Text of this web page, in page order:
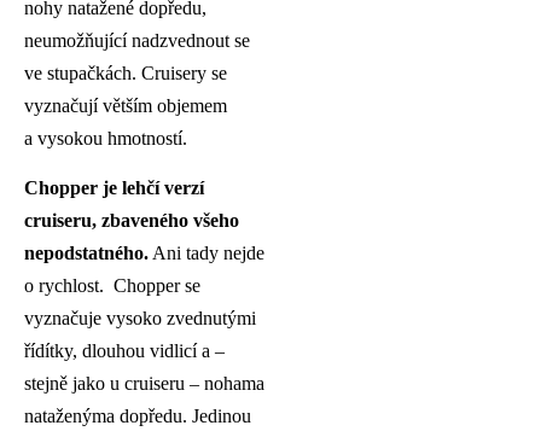
nohy natažené dopředu,
neumožňující nadzvednout se
ve stupačkách. Cruisery se
vyznačují větším objemem
a vysokou hmotností.
Chopper je lehčíverzí
cruiseru, zbaveného všeho
nepodstatného. Ani tady nejde
o rychlost. Chopper se
vyznačuje vysoko zvednutými
řídítky, dlouhou vidlicí a –
stejně jako u cruiseru – nohama
nataženýma dopředu. Jedinou